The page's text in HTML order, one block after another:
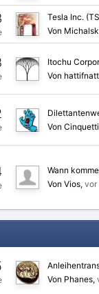
Tesla Inc.
Von
Itochu
Von hattifnatt
Von Cinquetti
Wann
Von Vios vor
Von Phanes